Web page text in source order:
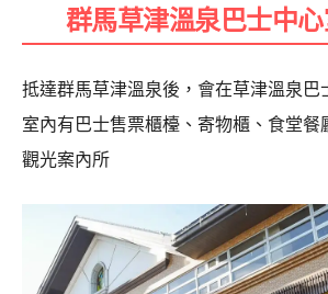
群馬草津溫泉巴士中
抵達群馬草津溫泉後，會在草津溫泉巴
室內有巴士售票櫃檯、寄物櫃、食堂餐
觀光案內所